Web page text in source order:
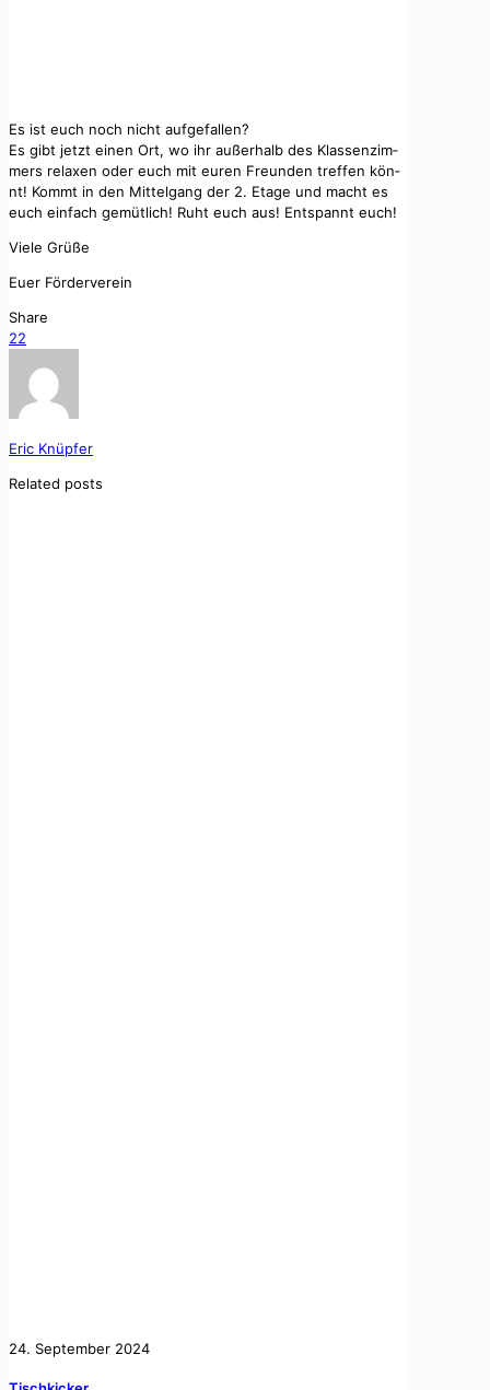
Es ist euch noch nicht aufge­fall­en?
Es gibt jet­zt einen Ort, wo ihr außer­halb des Klassen­z­im­
mers relax­en oder euch mit euren Fre­un­den tre­f­fen kön­
nt! Kommt in den Mit­tel­gang der 2. Etage und macht es
euch ein­fach gemütlich! Ruht euch aus! Entspan­nt euch!
Viele Grüße
Euer Fördervere­in
Share
22
Eric Knüpfer
Related posts
24. September 2024